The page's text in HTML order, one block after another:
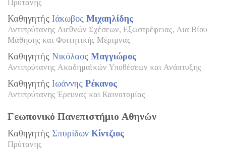
Πρύτανης
Καθηγητής Ιάκωβος Μιχαηλίδης
Αντιπρύτανης Διεθνών Σχέσεων, Εξωστρέφειας, Δια Βίου
Μάθησης και Φοιτητικής Μέριμνας
Καθηγητής Νικόλαος Μαγγιώρος
Αντιπρύτανης Ακαδημαϊκών Υποθέσεων και Ανάπτυξης
Καθηγητής Ιωάννης Ρέκανος
Αντιπρύτανης Έρευνας και Καινοτομίας
Γεωπονικό Πανεπιστήμιο Αθηνών
Καθηγητής Σπυρίδων Κίντζιος
Πρύτανης